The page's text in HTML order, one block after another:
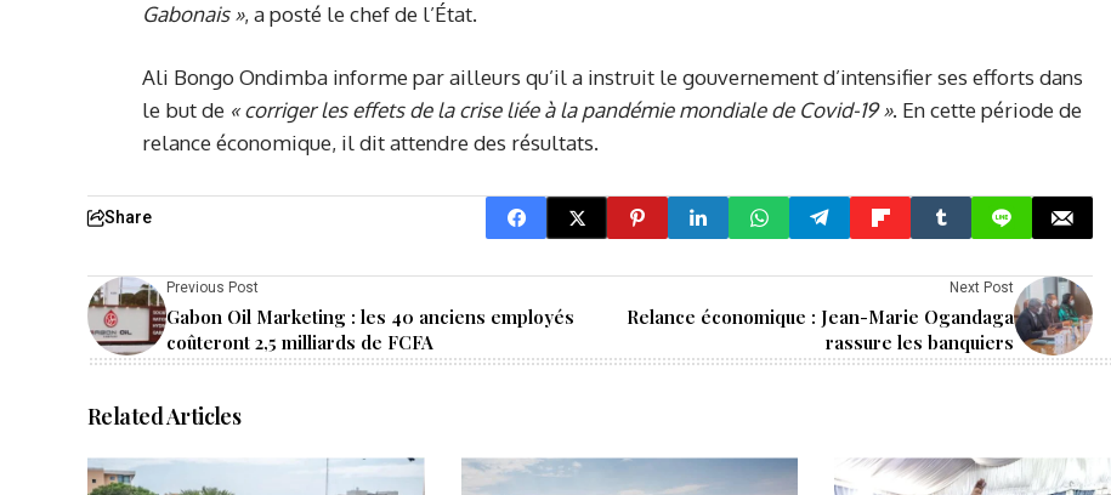
Gabonais», a posté le chef de l’État.
Ali Bongo Ondimba informe par ailleurs qu’il a instruit le gouvernement d’intensifier ses efforts dans
le but de « corriger les effets de la crise liée à la pandémie mondiale de Covid-19 ». En cette période de
relance économique, il dit attendre des résultats.
Share
Previous Post
Gabon Oil Marketing : les 40 anciens employés
coûteront 2,5 milliards de FCFA
Next Post
Relance économique : Jean-Marie Ogandaga
rassure les banquiers
Related Articles